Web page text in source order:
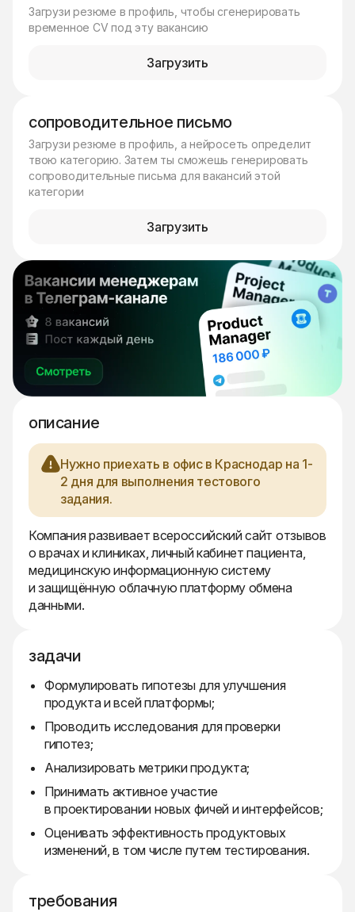
Загрузи резюме в профиль, чтобы сгенерировать
временное CV под эту вакансию
Загрузить
сопроводительное письмо
Загрузи резюме в профиль, а нейросеть определит
твою категорию. Затем ты сможешь генерировать
сопроводительные письма для вакансий этой
категории
Загрузить
описание
Нужно приехать в офис в Краснодар на 1-
2 дня для выполнения тестового
задания.
Компания развивает всероссийский сайт отзывов
о врачах и клиниках, личный кабинет пациента,
медицинскую информационную систему
и защищённую облачную платформу обмена
данными.
задачи
Формулировать гипотезы для улучшения
продукта и всей платформы;
Проводить исследования для проверки
гипотез;
Анализировать метрики продукта;
Принимать активное участие
в проектировании новых фичей и интерфейсов;
Оценивать эффективность продуктовых
изменений, в том числе путем тестирования.
требования